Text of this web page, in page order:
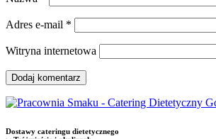
Adres e-mail *
Witryna internetowa
Dostawy cateringu dietetycznego